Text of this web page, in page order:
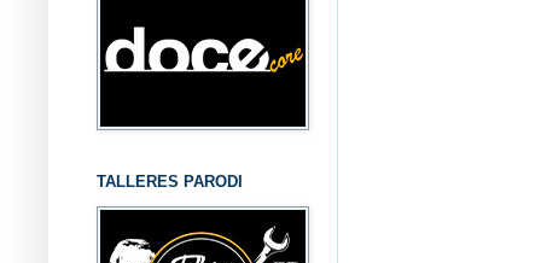
TALLERES PARODI